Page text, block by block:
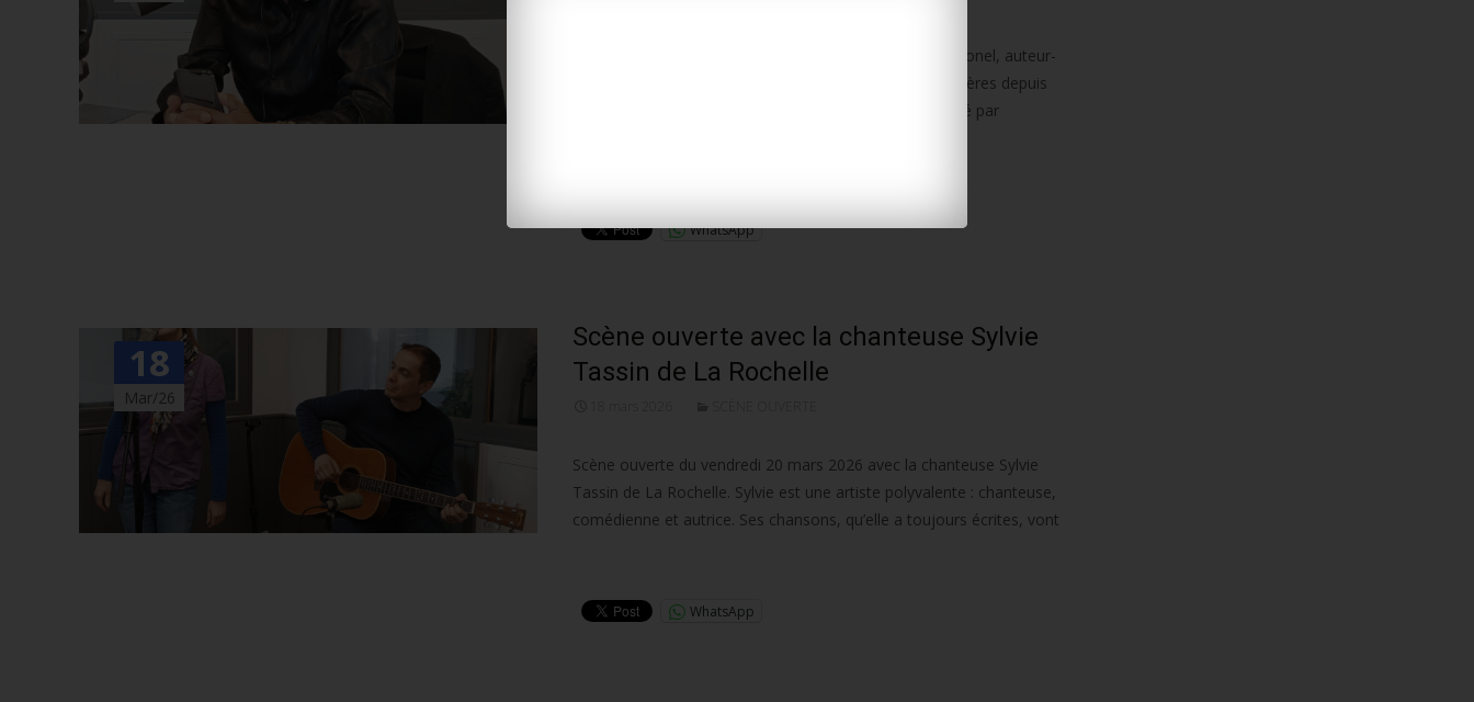
Scène ouverte vendredi 27 mars 2026 avec Rodolphe Ronel, auteur-
compositeur originaire de Guadeloupe et installé à Surgères depuis
2023. Il présentera son travail d’écriture musicale assisté par
WhatsApp
18
Mar/26
Scène ouverte avec la chanteuse Sylvie
Tassin de La Rochelle
Scène ouverte du vendredi 20 mars 2026 avec la chanteuse Sylvie
Tassin de La Rochelle. Sylvie est une artiste polyvalente : chanteuse,
comédienne et autrice. Ses chansons, qu’elle a toujours écrites, vont
WhatsApp